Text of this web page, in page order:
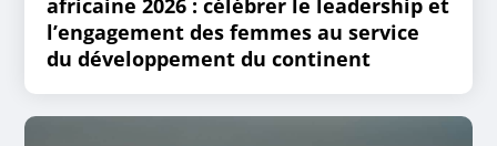
africaine 2026 : célébrer le leadership et
l’engagement des femmes au service
du développement du continent